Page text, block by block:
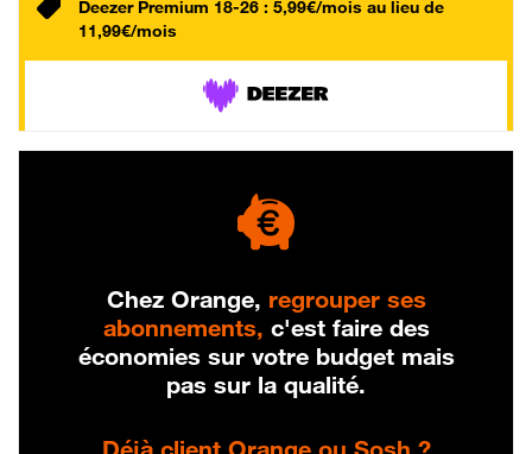
Deezer Premium 18-26 : 5,99€/mois au lieu de
11,99€/mois
Chez Orange, regrouper ses
abonnements, c'est faire des
économies sur votre budget mais
pas sur la qualité.